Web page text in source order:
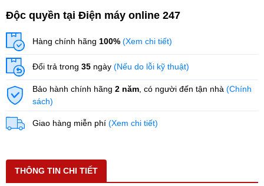
Độc quyền tại Điện máy online 247
Hàng chính hãng 100% (Xem chi tiết)
Đổi trả trong 35 ngày (Nếu do lỗi kỹ thuật)
Bảo hành chính hãng 2 năm , có người đến tận nhà (Chính
sách)
Giao hàng miễn phí (Xem chi tiết)
THÔNG TIN CHI TIẾT